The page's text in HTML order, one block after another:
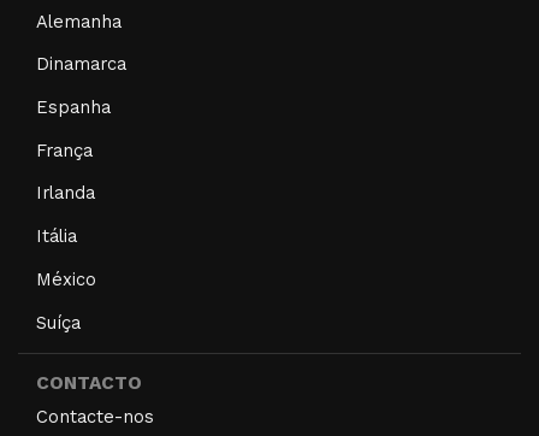
Alemanha
Dinamarca
Espanha
França
Irlanda
Itália
México
Suíça
CONTACTO
Contacte-nos